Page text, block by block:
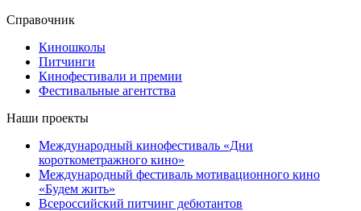
Справочник
Киношколы
Питчинги
Кинофестивали и премии
Фестивальные агентства
Наши проекты
Международный кинофестиваль «Дни
короткометражного кино»
Международный фестиваль мотивационного кино
«Будем жить»
Всероссийский питчинг дебютантов